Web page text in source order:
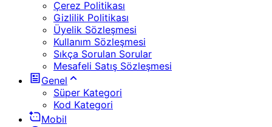
Çerez Politikası
Gizlilik Politikası
Üyelik Sözleşmesi
Kullanım Sözleşmesi
Sıkça Sorulan Sorular
Mesafeli Satış Sözleşmesi
Genel
Süper Kategori
Kod Kategori
Mobil